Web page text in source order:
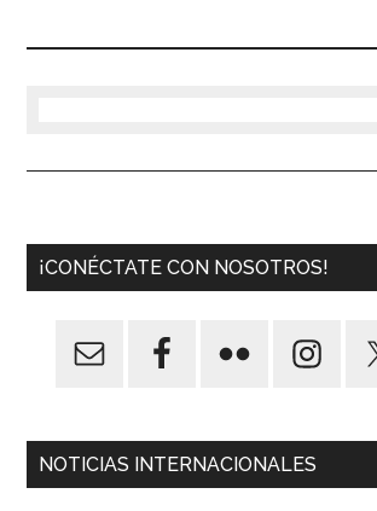
¡CONÉCTATE CON NOSOTROS!
NOTICIAS INTERNACIONALES